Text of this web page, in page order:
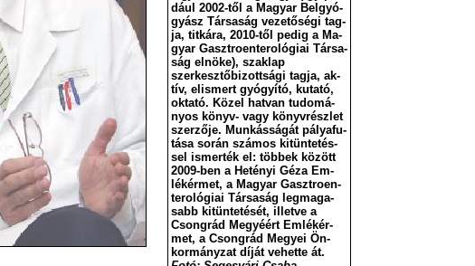
dá­ul 2002-től a Ma­gyar Bel­gyó­
gyász Tár­sa­ság vezetősé­gi tag­
ja, tit­ká­ra, 2010-től pe­dig a Ma­
gyar Gasztroen­teroló­giai Tár­sa­
ság el­nö­ke), szak­lap
szerkesztőbi­zottsá­gi tag­ja, ak­
tív, el­is­mert gyó­gyí­tó, ku­ta­tó,
ok­ta­tó. Kö­zel hat­van tu­do­má­
nyos könyv- vagy könyv­rész­let
szerző­je. Mun­kás­sá­gát pá­lya­fu­
tá­sa so­rán szá­mos ki­tün­te­tés­
sel is­mer­ték el: töb­bek kö­zött
2009-ben a Het­ényi Gé­za Em­
lék­ér­met, a Ma­gyar Gasztroen­
teroló­giai Tár­sa­ság leg­ma­ga­
sabb ki­tün­te­té­sét, il­let­ve a
Csong­rád Me­gyé­ért Em­lék­ér­
met, a Csong­rád Me­gyei Ön­
kor­mány­zat dí­ját ve­het­te át.